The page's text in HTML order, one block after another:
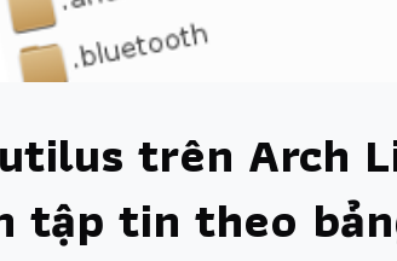
trên Arch
tập tin theo